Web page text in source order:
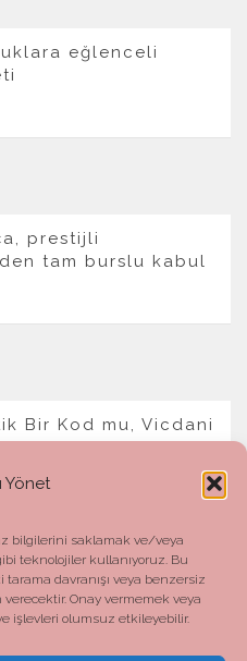
Yönet
bilgilerini saklamak ve/veya
teknolojiler kullanıyoruz. Bu
davranışı veya benzersiz
Onay vermemek veya
işlevleri olumsuz etkileyebilir.
eğlenceli
prestijli
tam burslu kabul
Bir Kod mu, Vicdani